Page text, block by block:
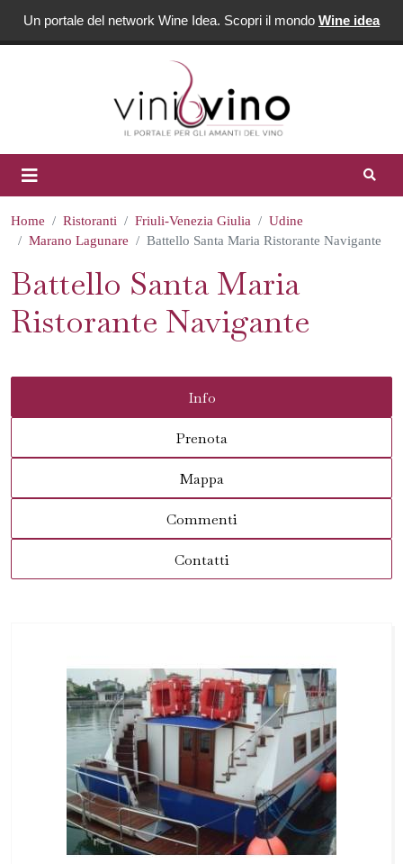
Un portale del network Wine Idea. Scopri il mondo Wine idea
Home Ristoranti Friuli-Venezia Giulia
Udine
Marano Lagunare
Battello Santa Maria Ristorante Navigante
Battello Santa Maria
Ristorante Navigante
Info
Prenota
Mappa
Commenti
Contatti